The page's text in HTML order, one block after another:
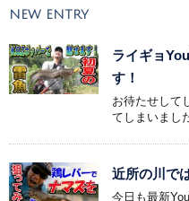
NEW ENTRY
ライギョ
す！
お待たせして
てしまいまし
近所の川で
今日も最新